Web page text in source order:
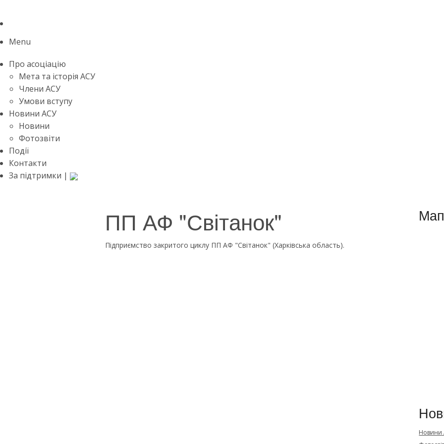
Menu
Про асоціацію
Мета та історія АСУ
Члени АСУ
Умови вступу
Новини АСУ
Новини
Фотозвіти
Події
Контакти
За підтримки |
ПП АФ "Світанок"
Підприємство закритого циклу ПП АФ "Світанок" (Харківська область).
Новини